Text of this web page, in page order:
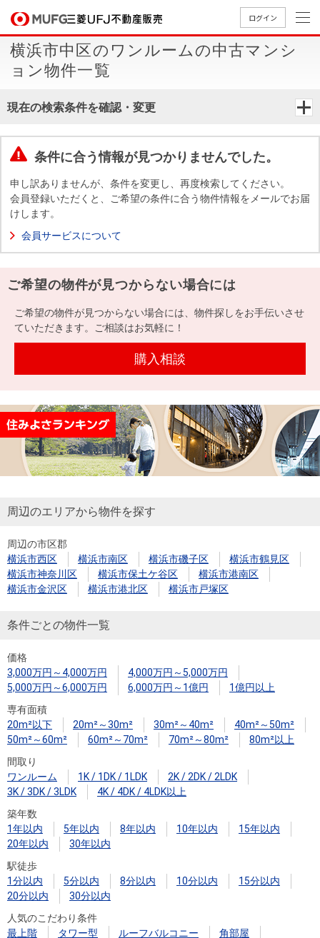
ログイン
買いたいTOP
中古
マン
ンを
探す
築・
一戸
建て
す
用
物
件
を
す
件を
探す
購入向け
サービス
住宅ロー
ンシミュ
レーショ
住まい1プ
ラス（お
税金の本
（電子ブ
ック）
売りたいTOP
無
料
定
却
談
売却
金額
試算
売却向け
周辺相場
住まい1プ
住まいと
暮らしの
（電子ブ
売却ガイ
ド
店舗案内TOP
店舗のご
案内（首
案内（名
案内（関
会社情報TOP
ごあいさ
つ
要
Way
経営ビジ
ョン
組織図
役員一
沿革
本社地
図
（電子ブ
ック版）
採用情報TOP
新卒採用
情報
採用情報
買いたい
売りたい
店舗案内
会社情報
採用情報
提携企業にお勤めの方
閉じる
横浜市中区のワンルームの中古マンシ
ョン物件一覧
現在の検索条件を確認・変更
条件に合う情報が見つかりませんでした。
申し訳ありませんが、条件を変更し、再度検索してください。
会員登録いただくと、ご希望の条件に合う物件情報をメールでお届
けします。
会員サービスについて
ご希望の物件が見つからない場合には
ご希望の物件が見つからない場合には、物件探しをお手伝いさせ
ていただきます。ご相談はお気軽に！
購入相談
周辺のエリアから物件を探す
周辺の市区郡
横浜市西区
横浜市南区 横浜市磯子区
横浜市鶴見区
横浜市神奈川区
横浜市保土ケ谷区
横浜市港南区
横浜市金沢区
横浜市港北区 横浜市戸塚区
条件ごとの物件一覧
価格
3,000万円～4,000万円
4,000万円～5,000万円
5,000万円～6,000万円
6,000万円～1億円
1億円以上
専有面積
20m²以下
20m²～30m² 30m²～40m²
40m²～50m²
50m²～60m²
60m²～70m² 70m²～80m²
80m²以上
間取り
ワンルーム
1K / 1DK / 1LDK
2K / 2DK / 2LDK
3K / 3DK / 3LDK
4K / 4DK / 4LDK以上
築年数
1年以内
5年以内 8年以内 10年以内
15年以内
20年以内
30年以内
駅徒歩
1分以内
5分以内 8分以内 10分以内
15分以内
20分以内
30分以内
人気のこだわり条件
最上階
タワー型 ルーフバルコニー
角部屋